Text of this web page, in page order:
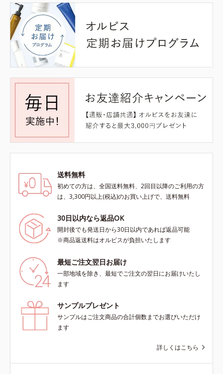
送料無料
初めての方は、全国送料無料、2回目以降のご利用の方
は、3,300円以上(税込)のお買い上げで、送料無料
30日以内なら返品OK
開封後でも発送日から30日以内であれば返品可能
※商品返送料はオルビスが負担いたします
最短ご注文翌日お届け
一部地域を除き、最短でご注文の翌日にお届けいたし
ます
サンプルプレゼント
サンプルはご注文商品の合計個数までお選びいただけ
ます
詳しくはこちら